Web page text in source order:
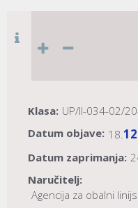
Klasa: UP/II-034-02/
Datum objave: 18.12
Datum zaprimanja:
Naručitelj:
Agencija za obalni